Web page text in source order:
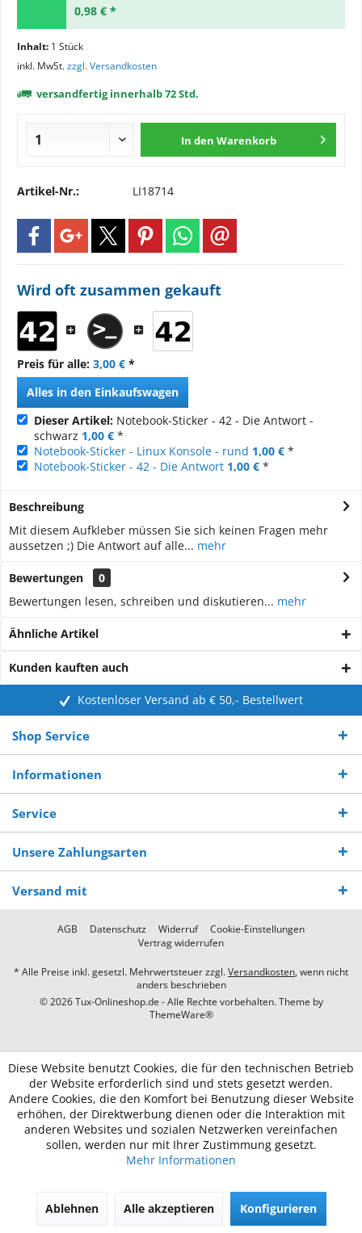
0,98 € *
Inhalt: 1 Stück
inkl. MwSt.zzgl. Versandkosten
versandfertig innerhalb 72 Std.
In den Warenkorb
Artikel-Nr.: LI18714
Wird oft zusammen gekauft
Preis für alle: 3,00 € *
Alles in den Einkaufswagen
Dieser Artikel: Notebook-Sticker - 42 - Die Antwort -
schwarz 1,00 € *
Notebook-Sticker - Linux Konsole - rund 1,00 € *
Notebook-Sticker - 42 - Die Antwort 1,00 € *
Beschreibung
Mit diesem Aufkleber müssen Sie sich keinen Fragen mehr
aussetzen ;) Die Antwort auf alle... mehr
Bewertungen
0
Bewertungen lesen, schreiben und diskutieren... mehr
Ähnliche Artikel
Kunden kauften auch
Kostenloser Versand ab € 50,- Bestellwert
Shop Service
Informationen
Service
Unsere Zahlungsarten
Versand mit
AGB Datenschutz Widerruf
Cookie-Einstellungen
Vertrag widerrufen
* Alle Preise inkl. gesetzl. Mehrwertsteuer zzgl.Versandkosten, wenn nicht
anders beschrieben
© 2026 Tux-Onlineshop.de - Alle Rechte vorbehalten. Theme by
ThemeWare®
Diese Website benutzt Cookies, die für den technischen Betrieb
der Website erforderlich sind und stets gesetzt werden.
Andere Cookies, die den Komfort bei Benutzung dieser Website
erhöhen, der Direktwerbung dienen oder die Interaktion mit
anderen Websites und sozialen Netzwerken vereinfachen
sollen, werden nur mit Ihrer Zustimmung gesetzt.
Mehr Informationen
Ablehnen Alle akzeptieren Konfigurieren